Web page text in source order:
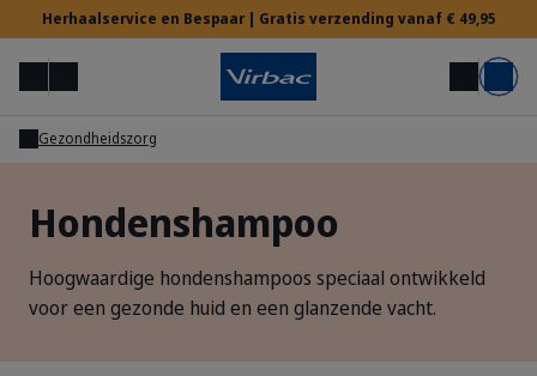
Herhaalservice en Bespaar | Gratis verzending vanaf € 49,95
MenuZoek op Mijn account Mand
Hulp nodig?
Gezondheidszorg
Hondenshampoo
Hoogwaardige hondenshampoos speciaal ontwikkeld
voor een gezonde huid en een glanzende vacht.